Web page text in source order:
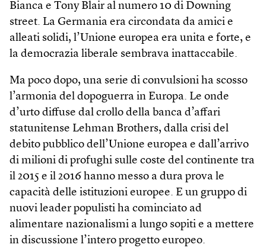
Bianca e Tony Blair al numero 10 di Downing
street. La Germania era circondata da amici e
alleati solidi, l’Unione europea era unita e forte, e
la democrazia liberale sembrava inattaccabile.
Ma poco dopo, una serie di convulsioni ha scosso
l’armonia del dopoguerra in Europa. Le onde
d’urto diffuse dal crollo della banca d’affari
statunitense Lehman Brothers, dalla crisi del
debito pubblico dell’Unione europea e dall’arrivo
di milioni di profughi sulle coste del continente tra
il 2015 e il 2016 hanno messo a dura prova le
capacità delle istituzioni europee. E un gruppo di
nuovi leader populisti ha cominciato ad
alimentare nazionalismi a lungo sopiti e a mettere
in discussione l’intero progetto europeo.